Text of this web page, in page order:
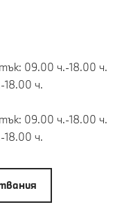
09.00 ч.-18.00 ч.
ч.
09.00 ч.-18.00 ч.
ч.